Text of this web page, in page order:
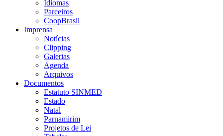
Idiomas
Parceiros
CoopBrasil
Imprensa
Notícias
Clipping
Galerias
Agenda
Arquivos
Documentos
Estatuto SINMED
Estado
Natal
Parnamirim
Projetos de Lei